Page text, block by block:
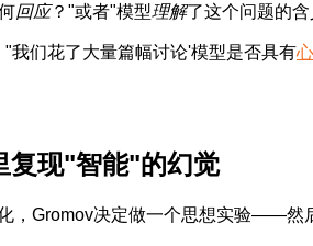
回应？"或者"模型理解了这个问题的
我们花了大量篇幅讨论'模型是否具有
复现"智能"的幻觉
，Gromov决定做一个思想实验——然